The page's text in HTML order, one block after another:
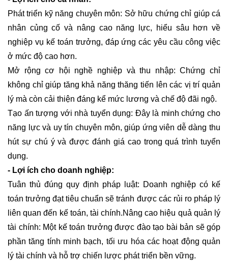
Phát triển kỹ năng chuyên môn: Sở hữu chứng chỉ giúp cá
nhân củng cố và nâng cao năng lực, hiểu sâu hơn về
nghiệp vụ kế toán trưởng, đáp ứng các yêu cầu công việc
ở mức độ cao hơn.
Mở rộng cơ hội nghề nghiệp và thu nhập: Chứng chỉ
không chỉ giúp tăng khả năng thăng tiến lên các vị trí quản
lý mà còn cải thiện đáng kể mức lương và chế độ đãi ngộ.
Tạo ấn tượng với nhà tuyển dụng: Đây là minh chứng cho
năng lực và uy tín chuyên môn, giúp ứng viên dễ dàng thu
hút sự chú ý và được đánh giá cao trong quá trình tuyển
dụng.
- Lợi ích cho doanh nghiệp:
Tuân thủ đúng quy định pháp luật: Doanh nghiệp có kế
toán trưởng đạt tiêu chuẩn sẽ tránh được các rủi ro pháp lý
liên quan đến kế toán, tài chính.Nâng cao hiệu quả quản lý
tài chính: Một kế toán trưởng được đào tạo bài bản sẽ góp
phần tăng tính minh bạch, tối ưu hóa các hoạt động quản
lý tài chính và hỗ trợ chiến lược phát triển bền vững.